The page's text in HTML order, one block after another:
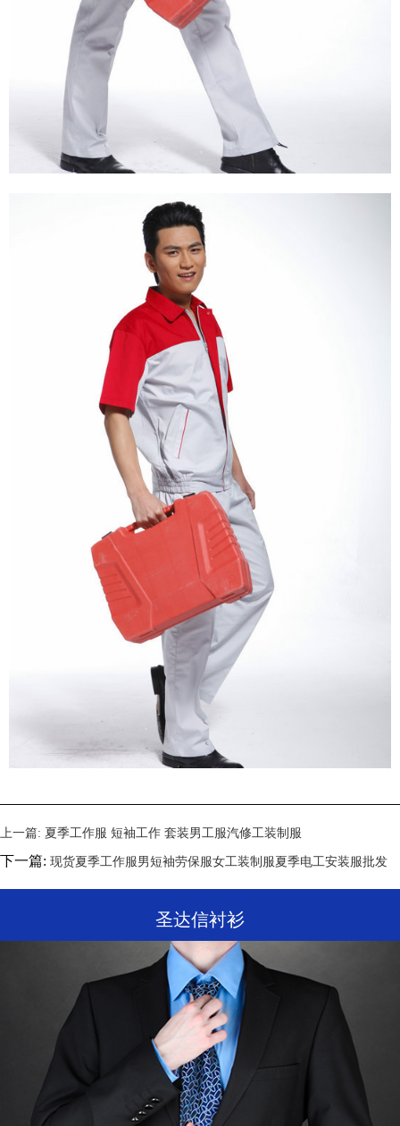
上一篇: 夏季工作服 短袖工作 套装男工服汽修工装制服
下一篇: 现货夏季工作服男短袖劳保服女工装制服夏季电工安装服批发
圣达信衬衫